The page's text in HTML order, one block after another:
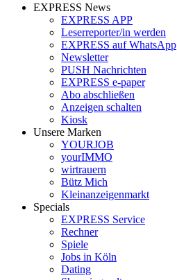
EXPRESS News
EXPRESS APP
Leserreporter/in werden
EXPRESS auf WhatsApp
Newsletter
PUSH Nachrichten
EXPRESS e-paper
Abo abschließen
Anzeigen schalten
Kiosk
Unsere Marken
YOURJOB
yourIMMO
wirtrauern
Bütz Mich
Kleinanzeigenmarkt
Specials
EXPRESS Service
Rechner
Spiele
Jobs in Köln
Dating